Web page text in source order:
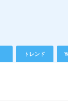
トレンド